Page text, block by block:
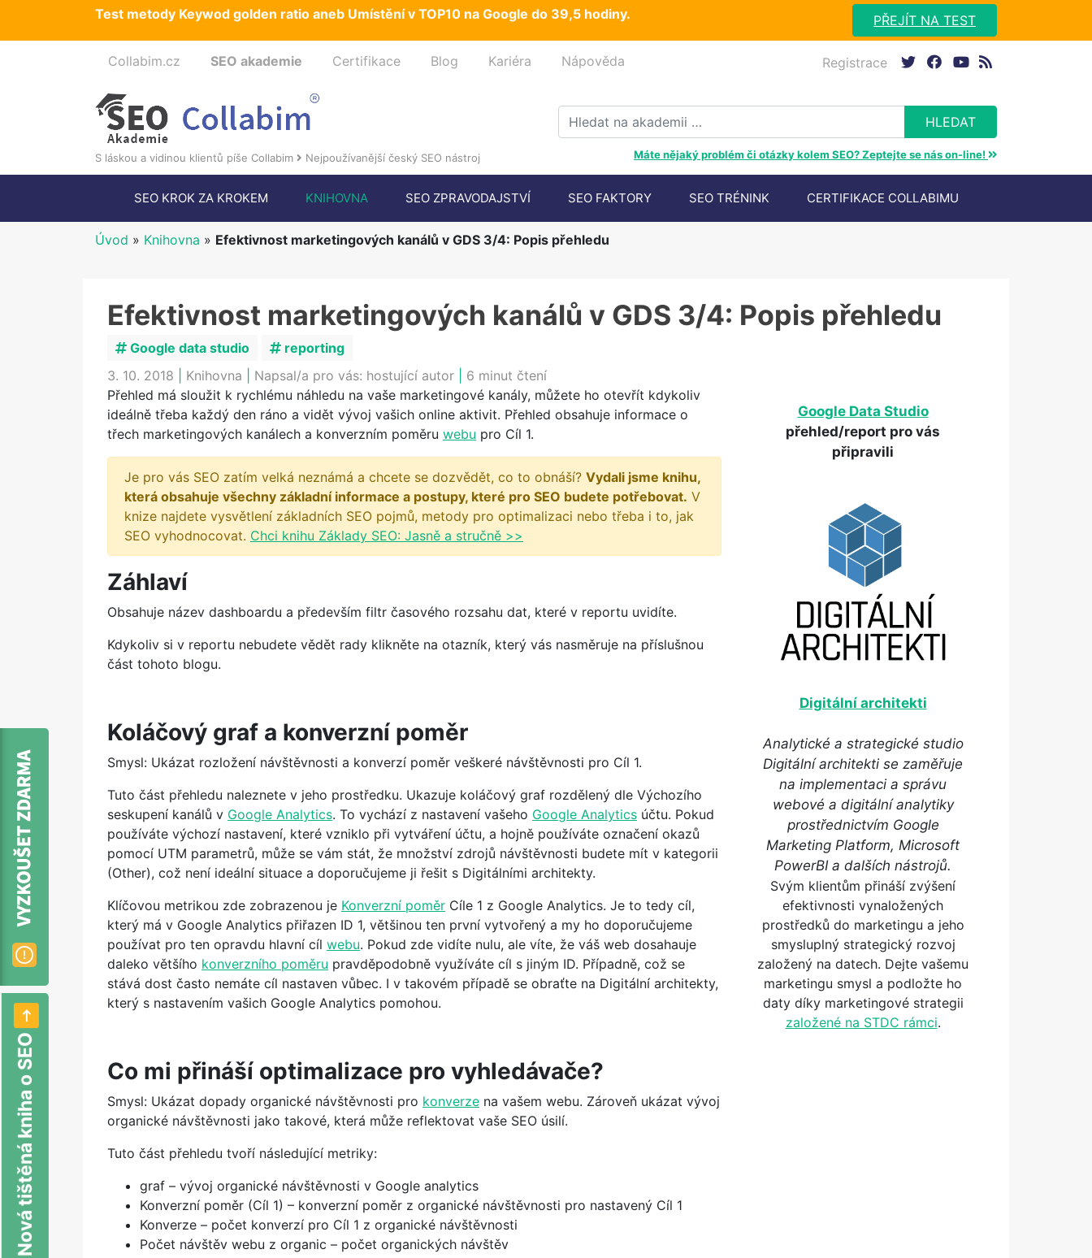
Test metody Keywod golden ratio aneb Umístění v TOP10 na Google do 39,5 hodiny. PŘEJÍT NA TEST
Nová tištěná kniha o SEO
Collabim.cz SEO akademie Certifikace Blog Kariéra Nápověda
Registrace
S láskou a vidinou klientů píše Collabim Nejpoužívanější český SEO nástroj Máte nějaký problém či otázky kolem SEO? Zeptejte se nás on-line!
SEO KROK ZA KROKEM KNIHOVNA SEO ZPRAVODAJSTVÍ SEO FAKTORY SEO TRÉNINK CERTIFIKACE COLLABIMU
Úvod » Knihovna » Efektivnost marketingových kanálů v GDS 3/4: Popis přehledu
Efektivnost marketingových kanálů v GDS 3/4: Popis přehledu
Google data studio
reporting
3. 10. 2018
Knihovna Napsal/a pro vás: hostující autor 6 minut čtení
Google Data Studio
přehled/report pro vás
připravili
Digitální architekti
Analytické a strategické studio
Digitální architekti se zaměřuje
na implementaci a správu
webové a digitální analytiky
prostřednictvím Google
Marketing Platform, Microsoft
PowerBI a dalších nástrojů.
Svým klientům přináší zvýšení
efektivnosti vynaložených
prostředků do marketingu a jeho
smysluplný strategický rozvoj
založený na datech. Dejte vašemu
marketingu smysl a podložte ho
daty díky marketingové strategii
založené na STDC rámci.
Přehled má sloužit k rychlému náhledu na vaše marketingové kanály, můžete ho otevřít kdykoliv
ideálně třeba každý den ráno a vidět vývoj vašich online aktivit. Přehled obsahuje informace o
třech marketingových kanálech a konverzním poměru webu pro Cíl 1.
Je pro vás SEO zatím velká neznámá a chcete se dozvědět, co to obnáší? Vydali jsme knihu,
která obsahuje všechny základní informace a postupy, které pro SEO budete potřebovat. V
knize najdete vysvětlení základních SEO pojmů, metody pro optimalizaci nebo třeba i to, jak
SEO vyhodnocovat. Chci knihu Základy SEO: Jasně a stručně >>
Záhlaví
Obsahuje název dashboardu a především filtr časového rozsahu dat, které v reportu uvidíte.
Kdykoliv si v reportu nebudete vědět rady klikněte na otazník, který vás nasměruje na příslušnou
část tohoto blogu.
Koláčový graf a konverzní poměr
Smysl: Ukázat rozložení návštěvnosti a konverzí poměr veškeré návštěvnosti pro Cíl 1.
Tuto část přehledu naleznete v jeho prostředku. Ukazuje koláčový graf rozdělený dle Výchozího
seskupení kanálů v Google Analytics. To vychází z nastavení vašeho Google Analytics účtu. Pokud
používáte výchozí nastavení, které vzniklo při vytváření účtu, a hojně používáte označení okazů
pomocí UTM parametrů, může se vám stát, že množství zdrojů návštěvnosti budete mít v kategorii
(Other), což není ideální situace a doporučujeme ji řešit s Digitálními architekty.
Klíčovou metrikou zde zobrazenou je Konverzní poměr Cíle 1 z Google Analytics. Je to tedy cíl,
který má v Google Analytics přiřazen ID 1, většinou ten první vytvořený a my ho doporučujeme
používat pro ten opravdu hlavní cíl webu. Pokud zde vidíte nulu, ale víte, že váš web dosahauje
daleko většího konverzního poměru pravděpodobně využíváte cíl s jiným ID. Případně, což se
stává dost často nemáte cíl nastaven vůbec. I v takovém případě se obraťte na Digitální architekty,
který s nastavením vašich Google Analytics pomohou.
Co mi přináší optimalizace pro vyhledávače?
Smysl: Ukázat dopady organické návštěvnosti pro konverze na vašem webu. Zároveň ukázat vývoj
organické návštěvnosti jako takové, která může reflektovat vaše SEO úsilí.
Tuto část přehledu tvoří následující metriky:
graf – vývoj organické návštěvnosti v Google analytics
Konverzní poměr (Cíl 1) – konverzní poměr z organické návštěvnosti pro nastavený Cíl 1
Konverze – počet konverzí pro Cíl 1 z organické návštěvnosti
Počet návštěv webu z organic – počet organických návštěv